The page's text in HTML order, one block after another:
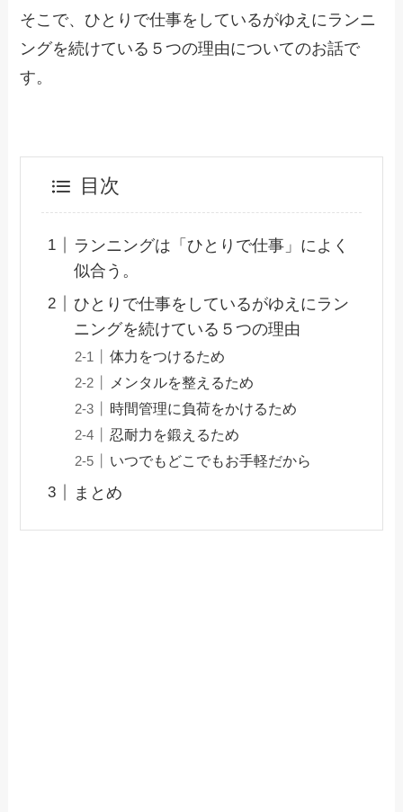
そこで、ひとりで仕事をしているがゆえにランニ
ングを続けている５つの理由についてのお話で
す。
目次
ランニングは「ひとりで仕事」によく
似合う。
ひとりで仕事をしているがゆえにラン
ニングを続けている５つの理由
体力をつけるため
メンタルを整えるため
時間管理に負荷をかけるため
忍耐力を鍛えるため
いつでもどこでもお手軽だから
まとめ